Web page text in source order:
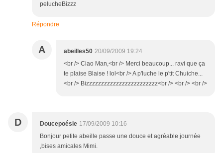
pelucheBizzz
Répondre
A abeilles50 20/09/2009 19:24
<br /> Ciao Man,<br /> Merci beaucoup... ravi que ça
te plaise Blaise ! lol<br /> A p'luche le p'tit Chuiche...
<br /> Bizzzzzzzzzzzzzzzzzzzzzzzz<br /> <br /> <br />
D Doucepoésie 17/09/2009 10:16
Bonjour petite abeille passe une douce et agréable journée
,bises amicales Mimi.